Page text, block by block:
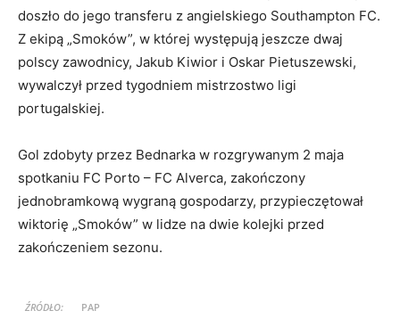
doszło do jego transferu z angielskiego Southampton FC.
Z ekipą „Smoków”, w której występują jeszcze dwaj
polscy zawodnicy, Jakub Kiwior i Oskar Pietuszewski,
wywalczył przed tygodniem mistrzostwo ligi
portugalskiej.
Gol zdobyty przez Bednarka w rozgrywanym 2 maja
spotkaniu FC Porto – FC Alverca, zakończony
jednobramkową wygraną gospodarzy, przypieczętował
wiktorię „Smoków” w lidze na dwie kolejki przed
zakończeniem sezonu.
ŹRÓDŁO:
PAP